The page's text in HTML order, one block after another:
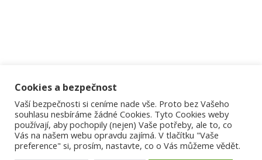
Cookies a bezpečnost
Vaší bezpečnosti si ceníme nade vše. Proto bez Vašeho
souhlasu nesbíráme žádné Cookies. Tyto Cookies weby
používají, aby pochopily (nejen) Vaše potřeby, ale to, co
Vás na našem webu opravdu zajímá. V tlačítku "Vaše
preference" si, prosím, nastavte, co o Vás můžeme vědět.